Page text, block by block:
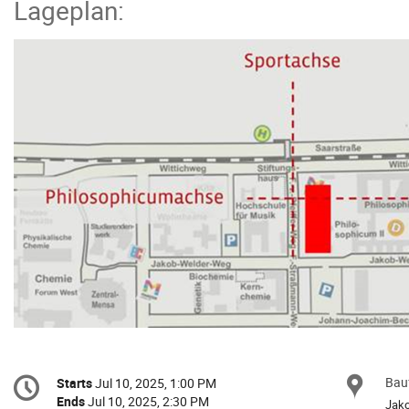
Lageplan:
Conference
information
Date/Time
StartsJul 10, 2025, 1:00 PM
EndsJul 10, 2025, 2:30 PM